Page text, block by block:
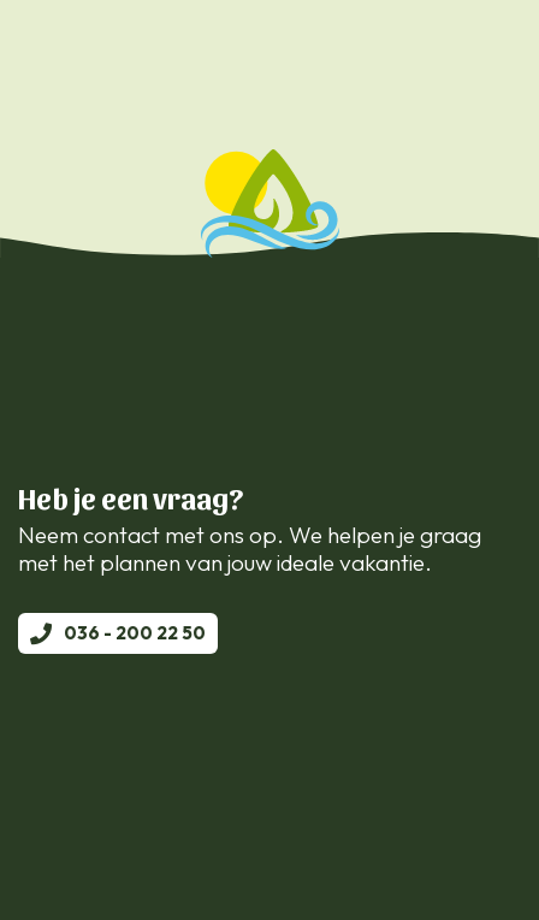
Heb je een vraag?
Neem contact met ons op. We helpen je graag
met het plannen van jouw ideale vakantie.
036 - 200 22 50